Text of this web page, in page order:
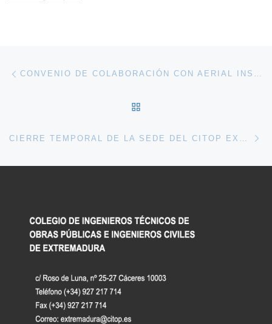
Navegación de entradas CONVENIO DE COLABORACIÓN CON AERIAL INSIGHTS